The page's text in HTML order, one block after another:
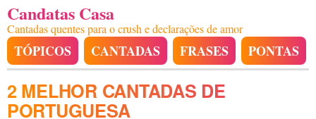
Candatas Casa
Cantadas quentes para o crush e declarações de amor
TÓPICOS CANTADAS FRASES PONTAS
2 MELHOR CANTADAS DE
PORTUGUESA